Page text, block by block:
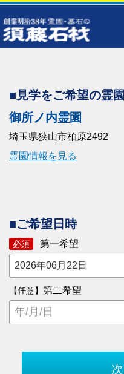
■見学をご希望の霊園
御所ノ内霊園
埼玉県狭山市柏原2492
霊園情報を見る
■ご希望日時
必須 第一希望
【任意】 第二希望